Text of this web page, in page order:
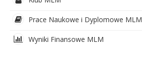
Prace Naukowe i Dyplomowe MLM
Wyniki Finansowe MLM